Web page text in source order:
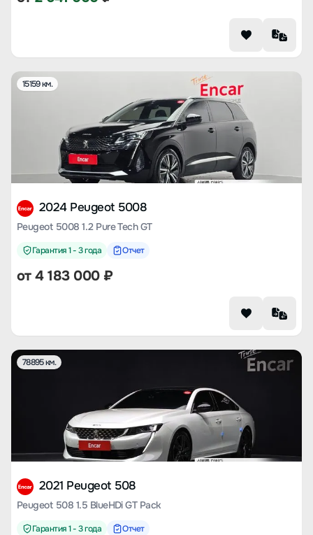
15159 км.
2024 Peugeot 5008
Peugeot 5008 1.2 Pure Tech GT
Гарантия 1 - 3 года Отчет
от4 183 000₽
78895 км.
2021 Peugeot 508
Peugeot 508 1.5 BlueHDi GT Pack
Гарантия 1 - 3 года Отчет